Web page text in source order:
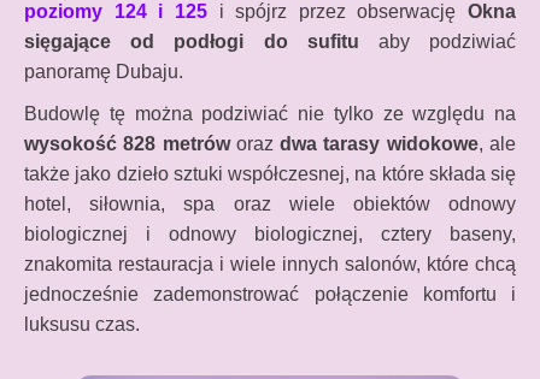
poziomy 124 i 125i spójrz przez obserwację Okna
sięgające od podłogi do sufitu aby podziwiać
panoramę Dubaju.
Budowlę tę można podziwiać nie tylko ze względu na
wysokość 828 metróworazdwa tarasy widokowe, ale
także jako dzieło sztuki współczesnej, na które składa się
hotel, siłownia, spa oraz wiele obiektów odnowy
biologicznej i odnowy biologicznej, cztery baseny,
znakomita restauracja i wiele innych salonów, które chcą
jednocześnie zademonstrować połączenie komfortu i
luksusu czas.